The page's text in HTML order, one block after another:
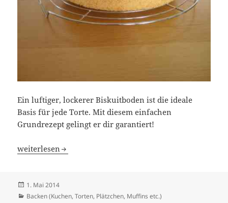
Ein luftiger, lockerer Biskuitboden ist die ideale
Basis für jede Torte. Mit diesem einfachen
Grundrezept gelingt er dir garantiert!
Biskuitboden für Torten: Das perfekte Grundrezept zum
weiterlesen
Veröffentlicht
am
1. Mai 2014
Kategorien
Backen (Kuchen, Torten, Plätzchen, Muffins etc.)